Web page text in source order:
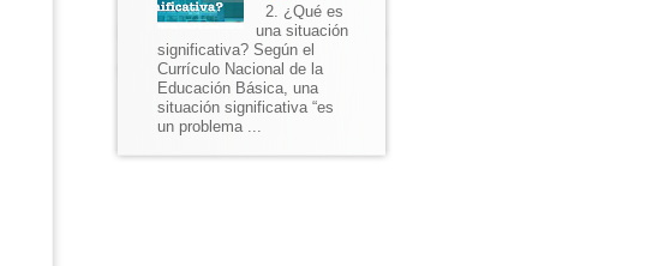
2. ¿Qué es
una situación
significativa? Según el
Currículo Nacional de la
Educación Básica, una
situación significativa “es
un problema ...